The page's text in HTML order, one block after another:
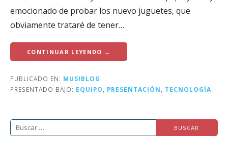
emocionado de probar los nuevo juguetes, que
obviamente trataré de tener…
CONTINUAR LEYENDO →
PUBLICADO EN: MUSIBLOG
PRESENTADO BAJO: EQUIPO PRESENTACIÓN TECNOLOGÍA
Buscar: